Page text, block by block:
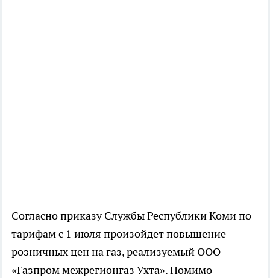
Согласно приказу Службы Республики Коми по
тарифам с 1 июля произойдет повышение
розничных цен на газ, реализуемый ООО
«Газпром межрегионгаз Ухта». Помимо